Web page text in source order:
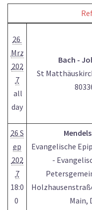
26
Mrz
202
7
all
day
Bach -
St
26 S
ep
202
7
18:0
0
Evangelische
-
Main,